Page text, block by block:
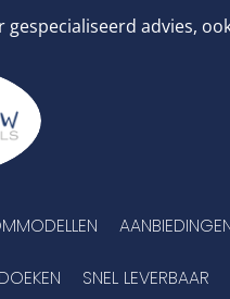
advies,
SNEL LEVERBAAR